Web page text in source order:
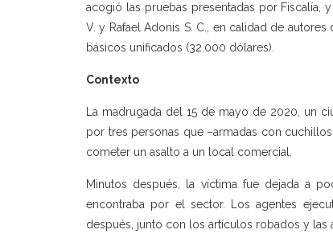
acogió las pruebas presentadas por Fiscalía,
V. y Rafael Adonis S. C., en calidad de
básicos unificados (32.000 dólares).
Contexto
La madrugada del 15 de mayo de 2020, un
por tres personas que –armadas con
cometer un asalto a un local comercial.
Minutos después, la víctima fue dejada a
encontraba por el sector. Los agentes
después, junto con los artículos robados y las